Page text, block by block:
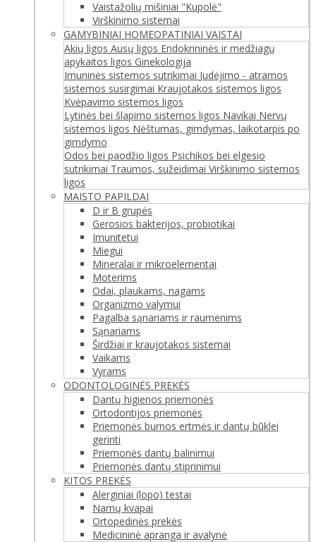
Vaistažolių mišiniai "Kupolė"
Virškinimo sistemai
GAMYBINIAI HOMEOPATINIAI VAISTAI
Akių ligos Ausų ligos Endokrininės ir medžiagų
apykaitos ligos Ginekologija
Imuninės sistemos sutrikimai Judėjimo - atramos
sistemos susirgimai Kraujotakos sistemos ligos
Kvėpavimo sistemos ligos
Lytinės bei šlapimo sistemos ligos Navikai Nervų
sistemos ligos Nėštumas, gimdymas, laikotarpis po
gimdymo
Odos bei paodžio ligos Psichikos bei elgesio
sutrikimai Traumos, sužeidimai Virškinimo sistemos
ligos
MAISTO PAPILDAI
D ir B grupės
Gerosios bakterijos, probiotikai
Imunitetui
Miegui
Mineralai ir mikroelementai
Moterims
Odai, plaukams, nagams
Organizmo valymui
Pagalba sąnariams ir raumenims
Sąnariams
Širdžiai ir kraujotakos sistemai
Vaikams
Vyrams
ODONTOLOGINĖS PREKĖS
Dantų higienos priemonės
Ortodontijos priemonės
Priemonės burnos ertmės ir dantų būklei
gerinti
Priemonės dantų balinimui
Priemonės dantų stiprinimui
KITOS PREKĖS
Alerginiai (lopo) testai
Namų kvapai
Ortopedinės prekės
Medicininė apranga ir avalynė